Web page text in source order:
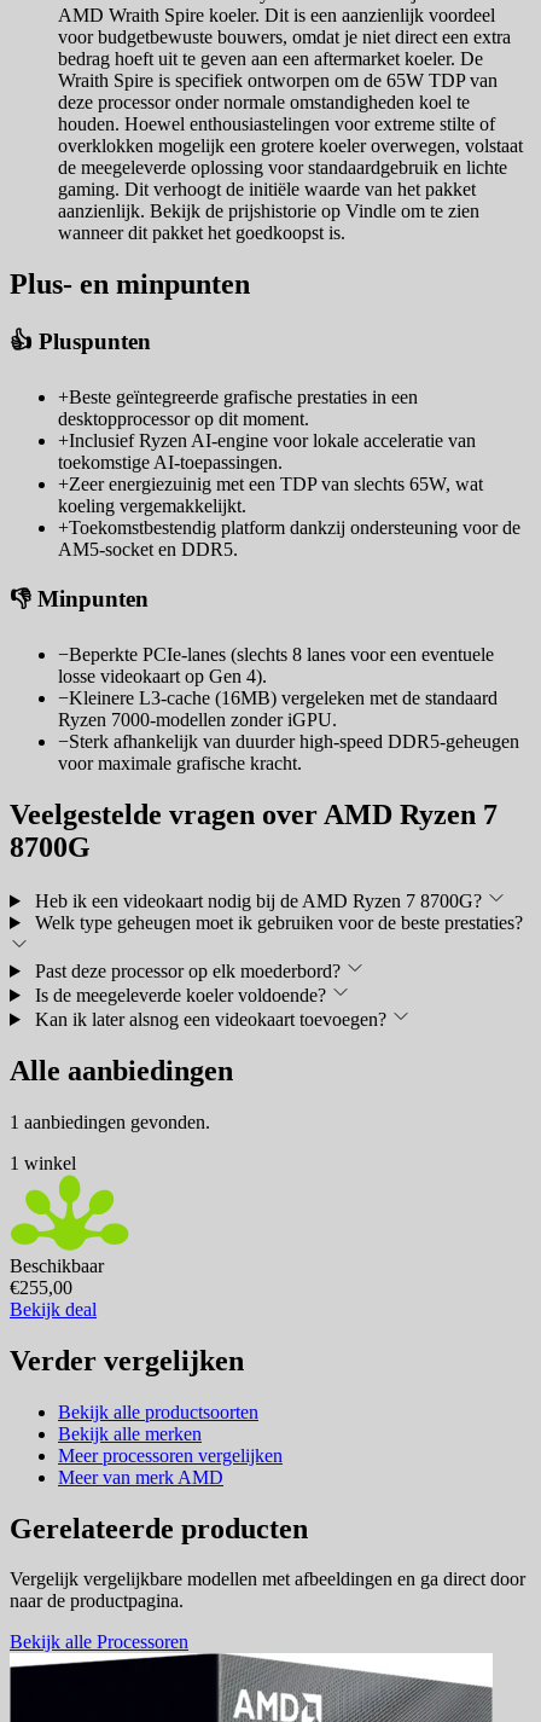
AMD Wraith Spire koeler. Dit is een aanzienlijk voordeel
voor budgetbewuste bouwers, omdat je niet direct een extra
bedrag hoeft uit te geven aan een aftermarket koeler. De
Wraith Spire is specifiek ontworpen om de 65W TDP van
deze processor onder normale omstandigheden koel te
houden. Hoewel enthousiastelingen voor extreme stilte of
overklokken mogelijk een grotere koeler overwegen, volstaat
de meegeleverde oplossing voor standaardgebruik en lichte
gaming. Dit verhoogt de initiële waarde van het pakket
aanzienlijk. Bekijk de prijshistorie op Vindle om te zien
wanneer dit pakket het goedkoopst is.
Plus- en minpunten
👍 Pluspunten
+Beste geïntegreerde grafische prestaties in een
desktopprocessor op dit moment.
+Inclusief Ryzen AI-engine voor lokale acceleratie van
toekomstige AI-toepassingen.
+Zeer energiezuinig met een TDP van slechts 65W, wat
koeling vergemakkelijkt.
+Toekomstbestendig platform dankzij ondersteuning voor de
AM5-socket en DDR5.
👎 Minpunten
−Beperkte PCIe-lanes (slechts 8 lanes voor een eventuele
losse videokaart op Gen 4).
−Kleinere L3-cache (16MB) vergeleken met de standaard
Ryzen 7000-modellen zonder iGPU.
−Sterk afhankelijk van duurder high-speed DDR5-geheugen
voor maximale grafische kracht.
Veelgestelde vragen over AMD Ryzen 7
8700G
Heb ik een videokaart nodig bij de AMD Ryzen 7 8700G?
Welk type geheugen moet ik gebruiken voor de beste prestaties?
Past deze processor op elk moederbord?
Is de meegeleverde koeler voldoende?
Kan ik later alsnog een videokaart toevoegen?
Alle aanbiedingen
1 aanbiedingen gevonden.
1 winkel
Beschikbaar
€255,00
Bekijk deal
Verder vergelijken
Bekijk alle productsoorten
Bekijk alle merken
Meer processoren vergelijken
Meer van merk AMD
Gerelateerde producten
Vergelijk vergelijkbare modellen met afbeeldingen en ga direct door
naar de productpagina.
Bekijk alle Processoren